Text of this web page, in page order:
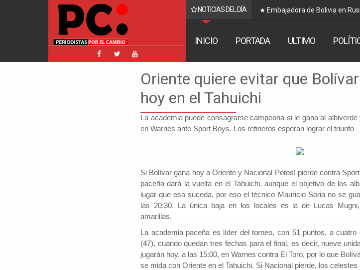
NOTICIAS DEL DÍA
plena nunca llegó una carta de renuncia de Hassenteufel Embajadora de Bolivia en
INICIO PORTADA ULTIMO
Oriente quiere evitar que
hoy en el Tahuichi
La academia puede consagrarse campeona si le gana al
en Warnes ante Sport Boys. Los refineros esperan lograr el triunfo
Si Bolívar gana hoy a Oriente y Nacional Potosí pierde contra
paceña dará la vuelta en el Tahuichi,aunque el objetivo de los
lugar que eso suceda, por eso el técnico Mauricio Soria no se
las 20:30. La única baja en los locales es la de Lucas
amarillas.
La academia paceña es líder del torneo, con 51 puntos, a
(47), cuando quedan tres fechas para el final, es decir, nueve
jugarán hoy, a las 15:00, en Warnes contra El Toro, por lo que
se mida con Oriente en el Tahuichi. Si Nacional pierde, los